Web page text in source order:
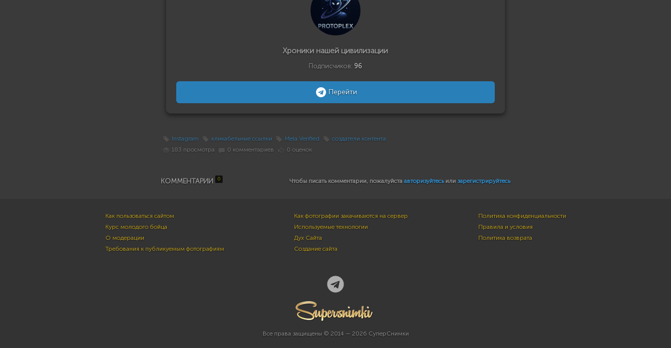
Хроники нашей цивилизации
Подписчиков: 96
Перейти
Instagram кликабельные ссылки Meta Verified
создатели контента
183 просмотра
0 комментариев 0 оценок
КОММЕНТАРИИ 0 Чтобы писать комментарии, пожалуйста авторизуйтесьили зарегистрируйтесь
Как пользоваться сайтом
Курс молодого бойца
О модерации
Требования к публикуемым фотографиям
Как фотографии закачиваются на сервер
Используемые технологии
Дух Сайта
Создание сайта
Политика конфиденциальности
Правила и условия
Политика возврата
Все права защищены © 2014 — 2026 СуперСнимки